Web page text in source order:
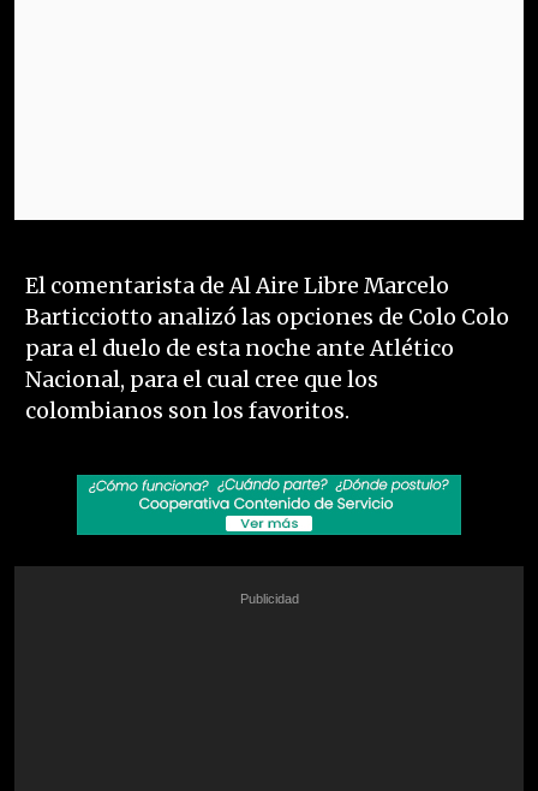
El comentarista de Al Aire Libre Marcelo
Barticciotto analizó las opciones de Colo Colo
para el duelo de esta noche ante Atlético
Nacional, para el cual cree que los
colombianos son los favoritos.